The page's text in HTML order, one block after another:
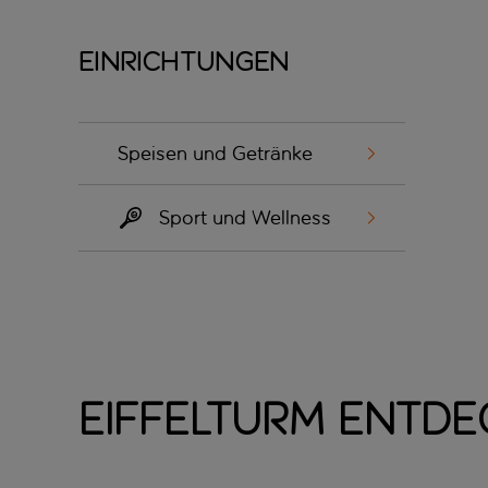
Einrichtungen
Speisen und Getränke
Sport und Wellness
Eiffelturm